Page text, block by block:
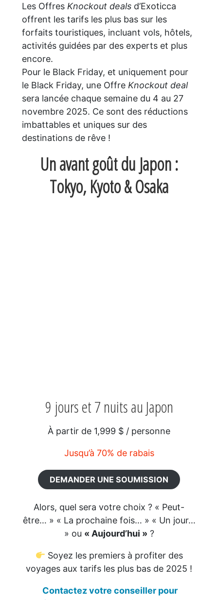
Les Offres Knockout dealsd’Exoticca
offrent les tarifs les plus bas sur les
forfaits touristiques, incluant vols, hôtels,
activités guidées par des experts et plus
encore.
Pour le Black Friday, et uniquement pour
le Black Friday, une Offre Knockout deal
sera lancée chaque semaine du 4 au 27
novembre 2025. Ce sont des réductions
imbattables et uniques sur des
destinations de rêve !
Un avant goût du Japon :
Tokyo, Kyoto & Osaka
9 jours et 7 nuits au Japon
À partir de 1,999 $ / personne
Jusqu’à 70% de rabais
DEMANDER UNE SOUMISSION
Alors, quel sera votre choix ? « Peut-
être… » « La prochaine fois… » « Un jour…
» ou « Aujourd’hui »?
Soyez les premiers à profiter des
voyages aux tarifs les plus bas de 2025 !
Contactez votre conseiller pour